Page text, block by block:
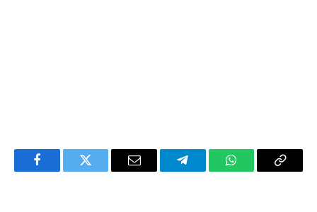
FacebookTwitter Email TelegramWhatsAppCopy